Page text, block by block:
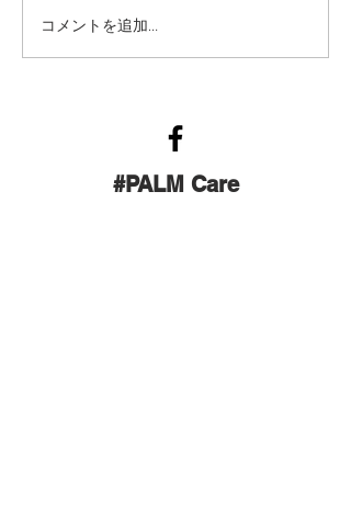
寒さ吹き飛ぶ！元気いっ
ぱい親子ヨガ
コメントを追加…
#PALM Care